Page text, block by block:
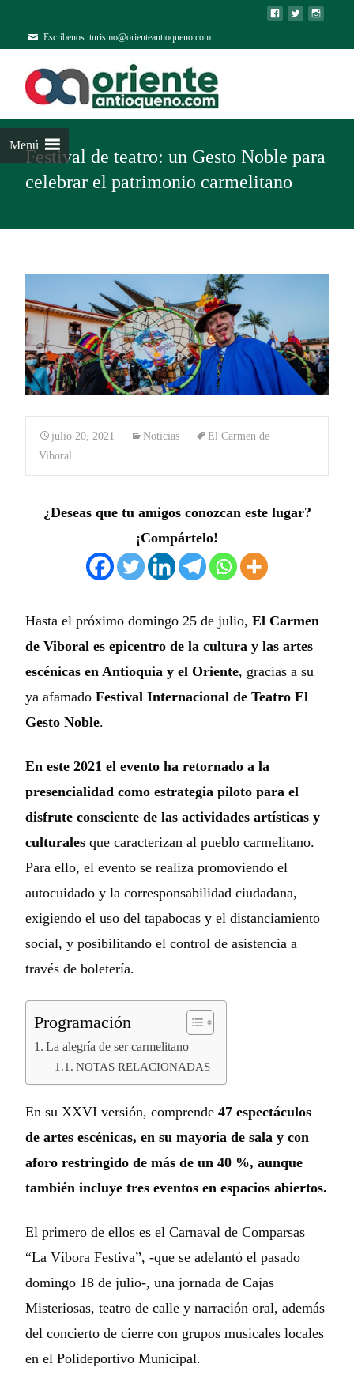
Escríbenos: turismo@orienteantioqueno.com
Menú
Festival de teatro: un Gesto Noble para
celebrar el patrimonio carmelitano
julio 20, 2021 Noticias
El Carmen de
Viboral
¿Deseas que tu amigos conozcan este lugar?
¡Compártelo!
Hasta el próximo domingo 25 de julio, El Carmen
de Viboral es epicentro de la cultura y las artes
escénicas en Antioquia y el Oriente, gracias a su
ya afamado Festival Internacional de Teatro El
Gesto Noble.
En este 2021 el evento ha retornado a la
presencialidad como estrategia piloto para el
disfrute consciente de las actividades artísticas y
culturales que caracterizan al pueblo carmelitano.
Para ello, el evento se realiza promoviendo el
autocuidado y la corresponsabilidad ciudadana,
exigiendo el uso del tapabocas y el distanciamiento
social, y posibilitando el control de asistencia a
través de boletería.
Programación
La alegría de ser carmelitano
NOTAS RELACIONADAS
En su XXVI versión, comprende 47 espectáculos
de artes escénicas, en su mayoría de sala y con
aforo restringido de más de un 40 %, aunque
también incluye tres eventos en espacios abiertos.
El primero de ellos es el Carnaval de Comparsas
“La Víbora Festiva”, -que se adelantó el pasado
domingo 18 de julio-, una jornada de Cajas
Misteriosas, teatro de calle y narración oral, además
del concierto de cierre con grupos musicales locales
en el Polideportivo Municipal.